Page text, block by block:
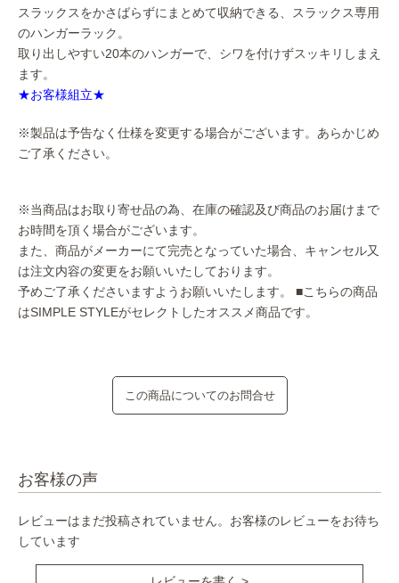
スラックスをかさばらずにまとめて収納できる、スラックス専用
のハンガーラック。
取り出しやすい20本のハンガーで、シワを付けずスッキリしまえ
ます。
★お客様組立★
※製品は予告なく仕様を変更する場合がございます。あらかじめ
ご了承ください。
※当商品はお取り寄せ品の為、在庫の確認及び商品のお届けまで
お時間を頂く場合がございます。
また、商品がメーカーにて完売となっていた場合、キャンセル又
は注文内容の変更をお願いいたしております。
予めご了承くださいますようお願いいたします。 ■こちらの商品
はSIMPLE STYLEがセレクトしたオススメ商品です。
この商品についてのお問合せ
お客様の声
レビューはまだ投稿されていません。お客様のレビューをお待ち
しています